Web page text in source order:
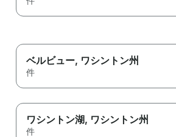
ベルビュー, ワシントン州
件
ワシントン湖, ワシントン州
件